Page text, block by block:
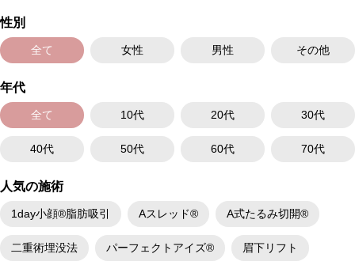
性別
全て 女性 男性 その他
年代
全て 10代 20代 30代
40代 50代 60代 70代
人気の施術
1day小顔®脂肪吸引 Aスレッド® A式たるみ切開®
二重術埋没法 パーフェクトアイズ® 眉下リフト